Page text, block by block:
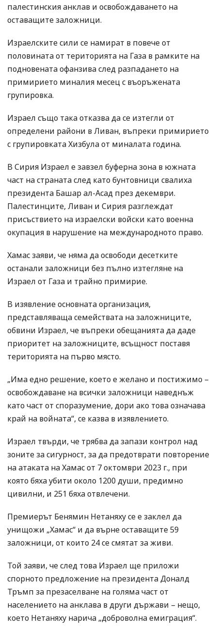
палестинския анклав и освобождаването на
оставащите заложници.
Израелските сили се намират в повече от
половината от територията на Газа в рамките на
подновената офанзива след разпадането на
примирието миналия месец с въоръжената
групировка.
Израел също така отказва да се изтегли от
определени райони в Ливан, въпреки примирието
с групировката Хизбула от миналата година.
В Сирия Израел е завзел буферна зона в южната
част на страната след като бунтовници свалиха
президента Башар ал-Асад през декември.
Палестинците, Ливан и Сирия разглеждат
присъствието на израелски войски като военна
окупация в нарушение на международното право.
Хамас заяви, че няма да освободи десетките
останали заложници без пълно изтегляне на
Израел от Газа и трайно примирие.
В изявление основната организация,
представляваща семействата на заложниците,
обвини Израел, че въпреки обещанията да даде
приоритет на заложниците, всъщност поставя
територията на първо място.
„Има едно решение, което е желано и постижимо –
освобождаване на всички заложници наведнъж
като част от споразумение, дори ако това означава
край на войната“, се казва в изявлението.
Израел твърди, че трябва да запази контрол над
зоните за сигурност, за да предотврати повторение
на атаката на Хамас от 7 октомври 2023 г., при
която бяха убити около 1200 души, предимно
цивилни, и 251 бяха отвлечени.
Премиерът Бенямин Нетаняху се е заклел да
унищожи „Хамас“ и да върне оставащите 59
заложници, от които 24 се смятат за живи.
Той заяви, че след това Израел ще приложи
спорното предложение на президента Доналд
Тръмп за презаселване на голяма част от
населението на анклава в други държави – нещо,
което Нетаняху нарича „доброволна емиграция“.